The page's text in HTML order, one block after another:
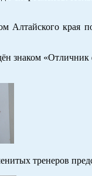
Алтайского края
знаком
тренеров